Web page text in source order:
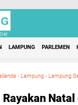
LAMPUNG PARLEMEN
› Lampung › Lampung
Natal